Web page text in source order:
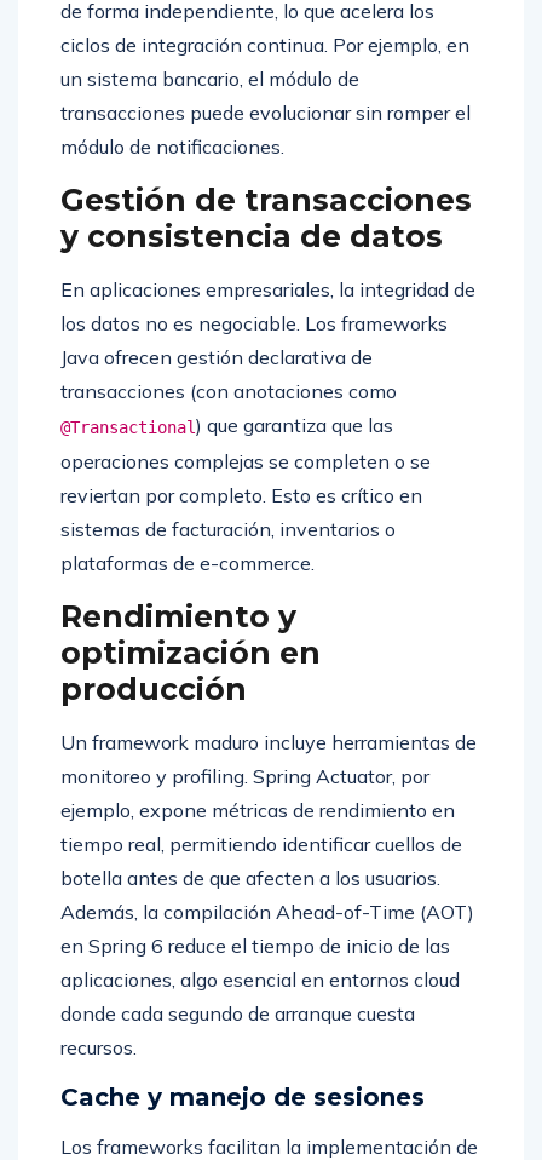
de forma independiente, lo que acelera los
ciclos de integración continua. Por ejemplo, en
un sistema bancario, el módulo de
transacciones puede evolucionar sin romper el
módulo de notificaciones.
Gestión de transacciones
y consistencia de datos
En aplicaciones empresariales, la integridad de
los datos no es negociable. Los frameworks
Java ofrecen gestión declarativa de
transacciones (con anotaciones como
@Transactional) que garantiza que las
operaciones complejas se completen o se
reviertan por completo. Esto es crítico en
sistemas de facturación, inventarios o
plataformas de e-commerce.
Rendimiento y
optimización en
producción
Un framework maduro incluye herramientas de
monitoreo y profiling. Spring Actuator, por
ejemplo, expone métricas de rendimiento en
tiempo real, permitiendo identificar cuellos de
botella antes de que afecten a los usuarios.
Además, la compilación Ahead-of-Time (AOT)
en Spring 6 reduce el tiempo de inicio de las
aplicaciones, algo esencial en entornos cloud
donde cada segundo de arranque cuesta
recursos.
Cache y manejo de sesiones
Los frameworks facilitan la implementación de